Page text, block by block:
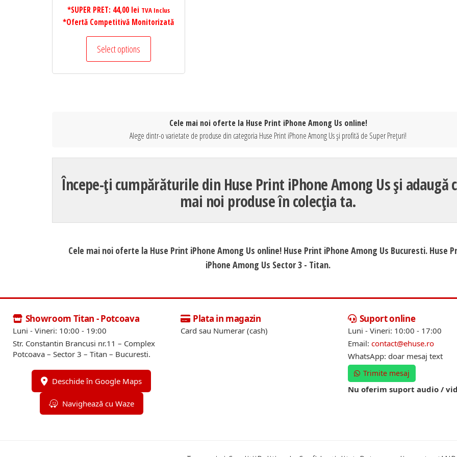
*SUPER PRET: 44,00 lei TVA Inclus
*Ofertă Competitivă Monitorizată
Select options
Cele mai noi oferte la Huse Print iPhone Among Us online!
Alege dintr-o varietate de produse din categoria Huse Print iPhone Among Us și profită de Super Prețuri!
Începe-ți cumpărăturile din Huse Print iPhone Among Us și adaugă
mai noi produse în colecția ta.
Cele mai noi oferte la Huse Print iPhone Among Us online! Huse Print iPhone Among Us Bucuresti. Huse
iPhone Among Us Sector 3 - Titan.
Showroom Titan - Potcoava
Luni - Vineri: 10:00 - 19:00
Str. Constantin Brancusi nr.11 – Complex
Potcoava – Sector 3 – Titan – Bucuresti.
Deschide în Google Maps
Navighează cu Waze
Plata in magazin
Card sau Numerar (cash)
Suport online
Luni - Vineri: 10:00 - 17:00
Email: contact@ehuse.ro
WhatsApp: doar mesaj text
Trimite mesaj
Nu oferim suport audio /